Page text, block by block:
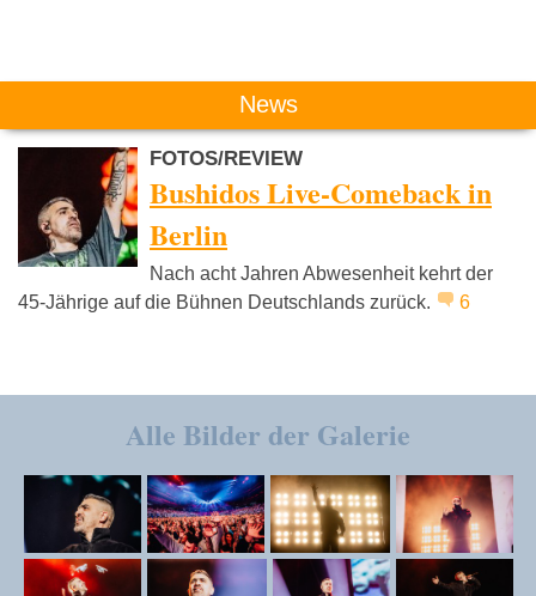
News
FOTOS/REVIEW
Bushidos Live-Comeback in
Berlin
Nach acht Jahren Abwesenheit kehrt der
45-Jährige auf die Bühnen Deutschlands zurück.
6
Alle Bilder der Galerie